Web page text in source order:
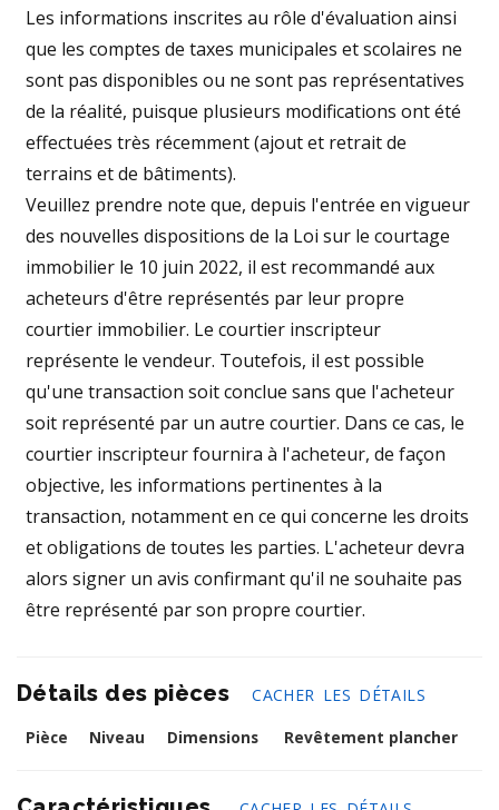
Les informations inscrites au rôle d'évaluation ainsi
que les comptes de taxes municipales et scolaires ne
sont pas disponibles ou ne sont pas représentatives
de la réalité, puisque plusieurs modifications ont été
effectuées très récemment (ajout et retrait de
terrains et de bâtiments).
Veuillez prendre note que, depuis l'entrée en vigueur
des nouvelles dispositions de la Loi sur le courtage
immobilier le 10 juin 2022, il est recommandé aux
acheteurs d'être représentés par leur propre
courtier immobilier. Le courtier inscripteur
représente le vendeur. Toutefois, il est possible
qu'une transaction soit conclue sans que l'acheteur
soit représenté par un autre courtier. Dans ce cas, le
courtier inscripteur fournira à l'acheteur, de façon
objective, les informations pertinentes à la
transaction, notamment en ce qui concerne les droits
et obligations de toutes les parties. L'acheteur devra
alors signer un avis confirmant qu'il ne souhaite pas
être représenté par son propre courtier.
Détails des pièces
CACHER LES DÉTAILS
Pièce
Niveau Dimensions Revêtement plancher